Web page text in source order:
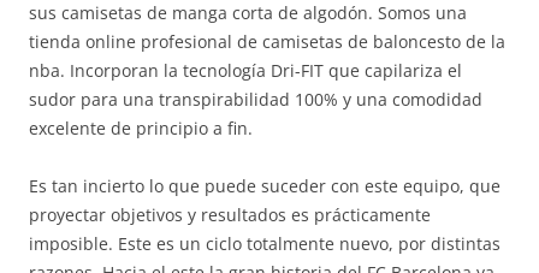
sus camisetas de manga corta de algodón. Somos una
tienda online profesional de camisetas de baloncesto de la
nba. Incorporan la tecnología Dri-FIT que capilariza el
sudor para una transpirabilidad 100% y una comodidad
excelente de principio a fin.
Es tan incierto lo que puede suceder con este equipo, que
proyectar objetivos y resultados es prácticamente
imposible. Este es un ciclo totalmente nuevo, por distintas